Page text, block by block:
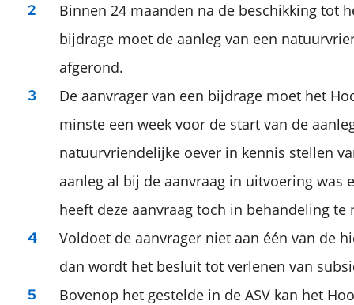
Binnen 24 maanden na de beschikking tot
bijdrage moet de aanleg van een
afgerond.
De aanvrager van een bijdrage moet het
minste een week voor de start van de
natuurvriendelijke oever in kennis stellen
aanleg al bij de aanvraag in uitvoering was
heeft deze aanvraag toch in behandeling te
Voldoet de aanvrager niet aan één van de
dan wordt het besluit tot verlenen van
Bovenop het gestelde in de ASV kan het